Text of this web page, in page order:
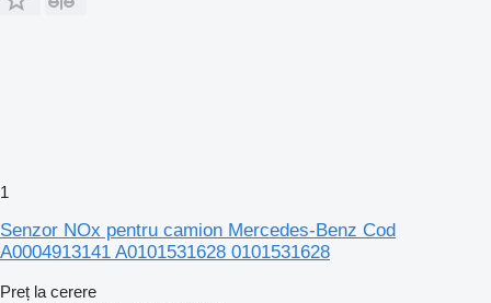
1
Senzor NOx pentru camion Mercedes-Benz Cod
A0004913141 A0101531628 0101531628
Preț la cerere